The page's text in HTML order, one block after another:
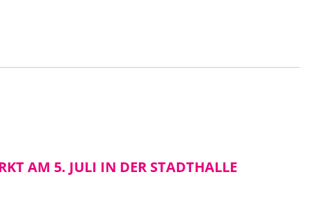
AM 5. JULI IN DER STADTHALLE